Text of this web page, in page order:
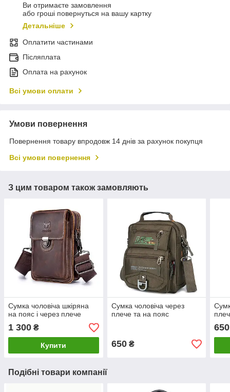
Ви отримаєте замовлення
або гроші повернуться на вашу картку
Детальніше
Оплатити частинами
Післяплата
Оплата на рахунок
Всі умови оплати
Умови повернення
Повернення товару впродовж 14 днів за рахунок покупця
Всі умови повернення
З цим товаром також замовляють
Сумка чоловіча шкіряна
на пояс і через плече
1 300 ₴
Купити
Сумка чоловіча через
плече та на пояс
650₴
650
Подібні товари компанії